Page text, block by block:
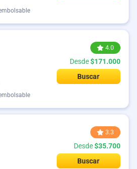
4.0
Desde$171.000
Buscar
3.3
Desde$35.700
Buscar